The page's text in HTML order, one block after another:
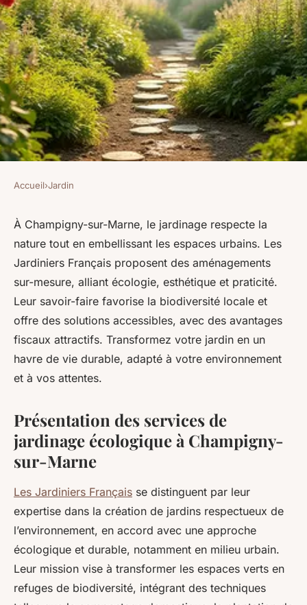
Jardinage respectueux de la
nature à champigny-sur-
marne : découvrez !
Pauline•13 octobre 2025•5 min de lecture
Accueil›Jardin
À Champigny-sur-Marne, le jardinage respecte la
nature tout en embellissant les espaces urbains. Les
Jardiniers Français proposent des aménagements
sur-mesure, alliant écologie, esthétique et praticité.
Leur savoir-faire favorise la biodiversité locale et
offre des solutions accessibles, avec des avantages
fiscaux attractifs. Transformez votre jardin en un
havre de vie durable, adapté à votre environnement
et à vos attentes.
Présentation des services de
jardinage écologique à Champigny-
sur-Marne
Les Jardiniers Français se distinguent par leur
expertise dans la création de jardins respectueux de
l’environnement, en accord avec une approche
écologique et durable, notamment en milieu urbain.
Leur mission vise à transformer les espaces verts en
refuges de biodiversité, intégrant des techniques